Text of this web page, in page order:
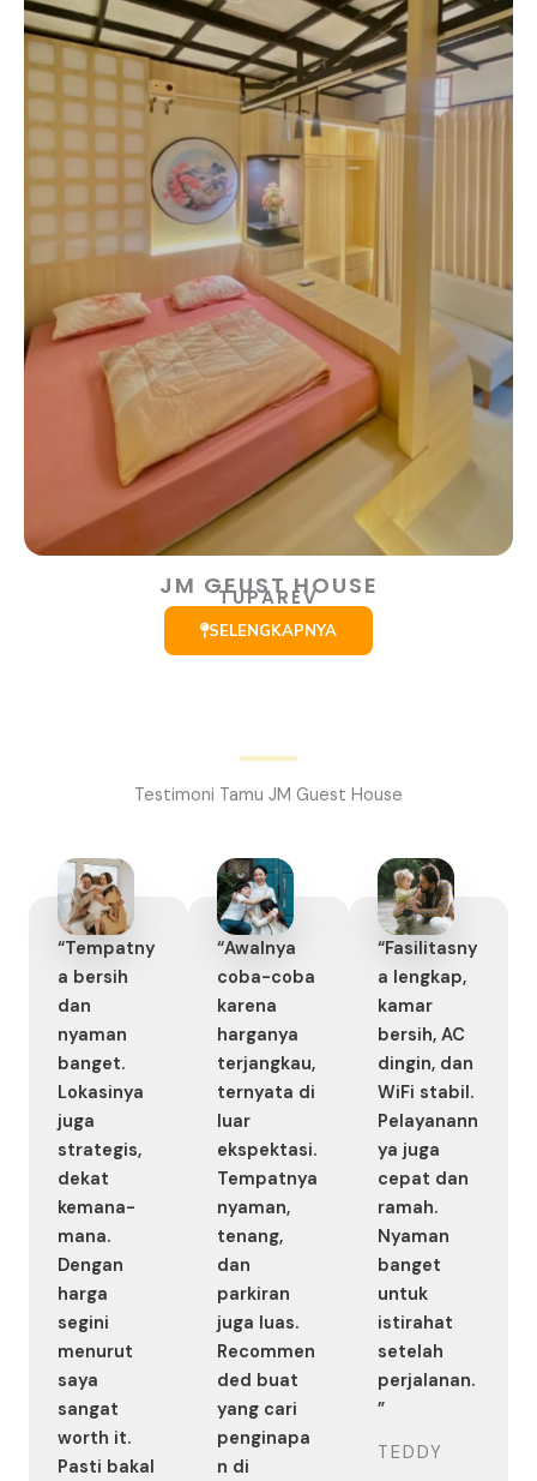
JM GEUST HOUSE
TUPAREV
SELENGKAPNYA
Testimoni Tamu JM Guest House
“Tempatny
a bersih
dan
nyaman
banget.
Lokasinya
juga
strategis,
dekat
kemana-
mana.
Dengan
harga
segini
menurut
saya
sangat
worth it.
Pasti bakal
“Awalnya
coba-coba
karena
harganya
terjangkau,
ternyata di
luar
ekspektasi.
Tempatnya
nyaman,
tenang,
dan
parkiran
juga luas.
Recommen
ded buat
yang cari
penginapa
n di
“Fasilitasny
a lengkap,
kamar
bersih, AC
dingin, dan
WiFi stabil.
Pelayanann
ya juga
cepat dan
ramah.
Nyaman
banget
untuk
istirahat
setelah
perjalanan.
”
TEDDY